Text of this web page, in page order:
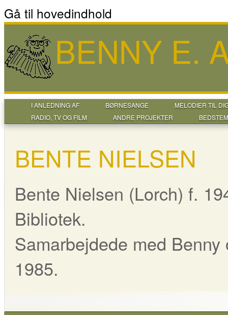
Gå til hovedindhold
BENNY E.
I ANLEDNING AF BØRNESANGE
MELODIER TIL
RADIO, TV OG FILM
ANDRE PROJEKTER
BENTE NIELSEN
Bente Nielsen (Lorch) f.
Bibliotek.
Samarbejdede med
1985.